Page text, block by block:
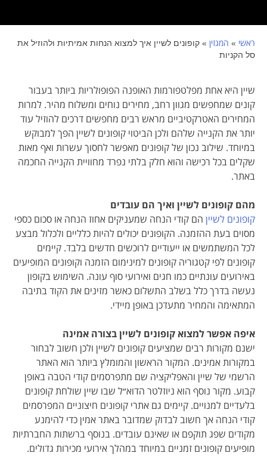
ראשי » המגזין » קופונים לשיין איך למצוא הנחות אמיתיות ולהוזיל את
סל הקניות
שיין היא אחת מפלטפורמות האופנה הפופולריות ביותר בעבור
קונים שמחפשים מגוון רחב, מחירים נוחים ומשלוח מהיר. למרות
המחירים האטרקטיביים מראש רבים מחפשים דרכים להוזיל עוד
יותר את הקנייה שלהם ולכן הביטוי קופונים לשיין הפך למבוקש
במיוחד. שילוב נכון של קופונים מאפשר לחסוך עשרות ואף מאות
שקלים בכל רכישה והוא חלק בלתי נפרד מחוויית הקנייה החכמה
באתר.
מהם קופונים לשיין ואיך הם עובדים
קופונים לשיין הם קודי הנחה שמעניקים אחוז הנחה או סכום כספי
מסוים בעת ההזמנה. הקופונים יכולים להיות כלליים ולכלול מבצע
לכל המשתמשים או ייעודיים לרוכשים חדשים בלבד. קיימים
קופונים לפי קטגוריה קופונים למינימום הזמנה וקופונים המופיעים
באירועים עונתיים כמו חגים ואירועי סוף עונה. השימוש בקופון
נעשה בדרך כלל בשלב התשלום כאשר מזינים את הקוד בתיבה
המתאימה והמחיר מתעדכן באופן מיידי.
איפה אפשר למצוא קופונים לשיין בצורה אמינה
ישנם מקורות רבים שמציעים קופונים לשיין ולכן חשוב לבחור
במקורות אמינים. המקור הראשון והמומלץ ביותר הוא האתר
הרשמי של שיין והאפליקציה שם מתפרסמים קודי הטבה באופן
קבוע. מקור נוסף הוא ניוזלטר הדוא״ל שבו שיין שולחת קופונים
בלעדיים למנויים. קיימים גם אתרי קופונים חיצוניים המפרסמים
קודי הנחה אך חשוב לבדוק שמדובר באתר אמין כדי להימנע
מקודים שפג תוקפם או שאינם עובדים. בנוסף ברשתות החברתיות
מופיעים קופונים זמניים במיוחד במהלך אירועי מכירות גדולים.